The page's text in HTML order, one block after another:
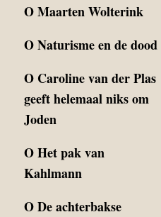
OMaarten Wolterink
ONaturisme en de dood
O Caroline van der Plas
geeft helemaal niks om
Joden
OHet pak van
Kahlmann
ODe achterbakse